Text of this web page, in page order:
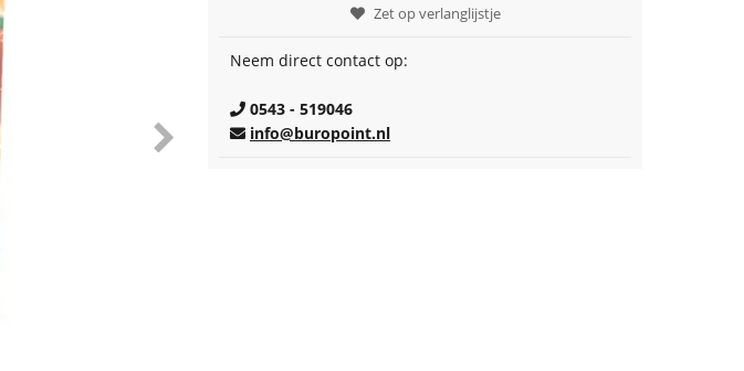
Zet op verlanglijstje
Neem direct contact op:
0543 - 519046
info@buropoint.nl